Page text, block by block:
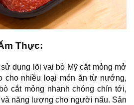
Thực:
dụng lõi vai bò Mỹ cắt mỏng mở
cho nhiều loại món ăn từ nướng,
cắt mỏng nhanh chóng chín tới,
năng lượng cho người nấu. Sản